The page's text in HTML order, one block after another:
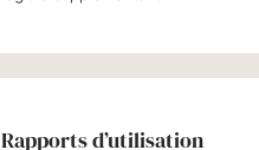
Rapports d’utilisation